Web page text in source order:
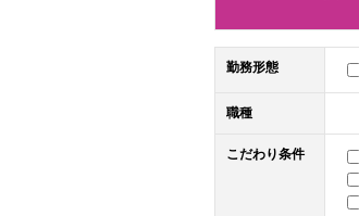
勤務形態
職種
こだわり条件